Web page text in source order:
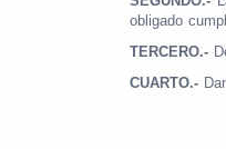
obligado
TERCERO.-
CUARTO.-